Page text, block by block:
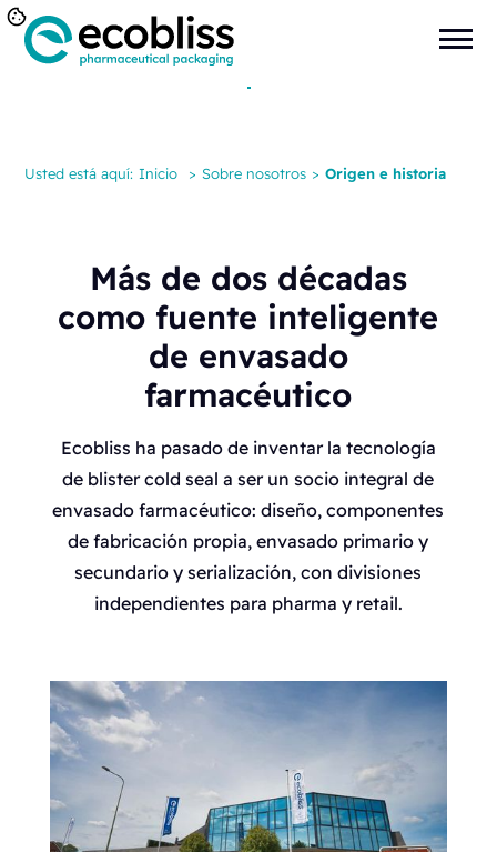
Usted está aquí: Inicio > Sobre nosotros > Origen e historia
Más de dos décadas
como fuente inteligente
de envasado
farmacéutico
Ecobliss ha pasado de inventar la tecnología
de blister cold seal a ser un socio integral de
envasado farmacéutico: diseño, componentes
de fabricación propia, envasado primario y
secundario y serialización, con divisiones
independientes para pharma y retail.